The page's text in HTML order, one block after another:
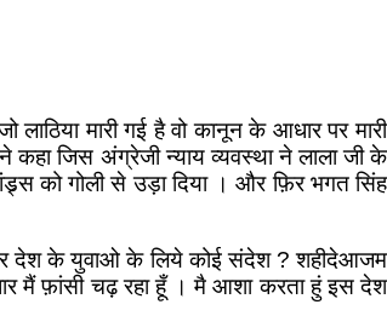
मारी गई है वो कानून के आधार पर मारी
जिस अंग्रेजी न्याय व्यवस्था ने लाला जी के
को गोली से उड़ा दिया । और फ़िर भगत सिंह
देश के युवाओ के लिये कोई संदेश ? शहीदेआजम
मैं फ़ांसी चढ़ रहा हूँ । मै आशा करता हुं इस देश